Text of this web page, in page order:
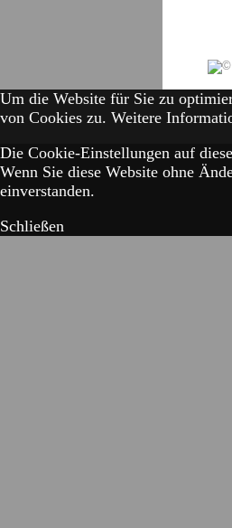
Um die Website für Sie zu
von Cookies zu. Weitere
Die Cookie-Einstellungen auf
Wenn Sie diese Website ohne
einverstanden.
Schließen